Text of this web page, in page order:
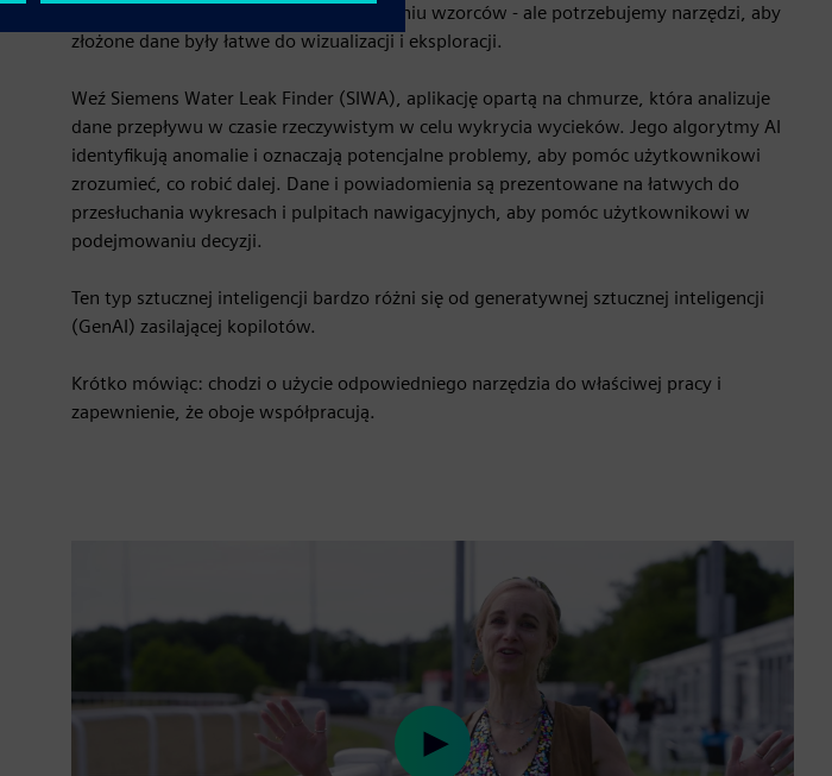
Ludzie są naturalnie dobrzy w wykrywaniu wzorców - ale potrzebujemy narzędzi, aby
złożone dane były łatwe do wizualizacji i eksploracji.
Weź Siemens Water Leak Finder (SIWA), aplikację opartą na chmurze, która analizuje
dane przepływu w czasie rzeczywistym w celu wykrycia wycieków. Jego algorytmy AI
identyfikują anomalie i oznaczają potencjalne problemy, aby pomóc użytkownikowi
zrozumieć, co robić dalej. Dane i powiadomienia są prezentowane na łatwych do
przesłuchania wykresach i pulpitach nawigacyjnych, aby pomóc użytkownikowi w
podejmowaniu decyzji.
Ten typ sztucznej inteligencji bardzo różni się od generatywnej sztucznej inteligencji
(GenAI) zasilającej kopilotów.
Krótko mówiąc: chodzi o użycie odpowiedniego narzędzia do właściwej pracy i
zapewnienie, że oboje współpracują.
Play